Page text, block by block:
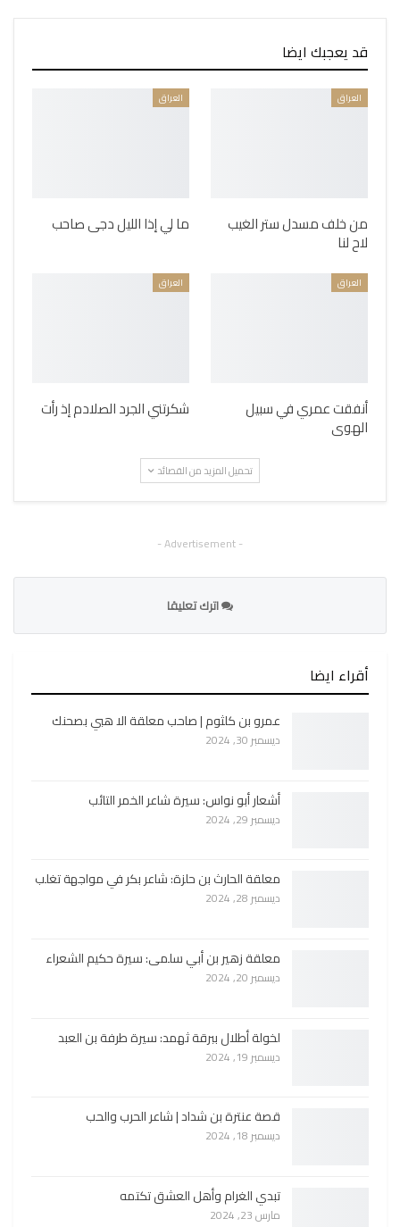
قد يعجبك ايضا
العراق
من خلف مسدل ستر الغيب
لاح لنا
العراق
ما لي إذا الليل دجى صاحب
العراق
أنفقت عمري في سبيل
الهوى
العراق
شكرتني الجرد الصلادم إذ رأت
تحميل المزيد من القصائد
- Advertisement -
اترك تعليقا
أقراء ايضا
عمرو بن كلثوم | صاحب معلقة الا هبي بصحنك
ديسمبر 30, 2024
أشعار أبو نواس: سيرة شاعر الخمر التائب
ديسمبر 29, 2024
معلقة الحارث بن حلزة: شاعر بكر في مواجهة تغلب
ديسمبر 28, 2024
معلقة زهير بن أبي سلمى: سيرة حكيم الشعراء
ديسمبر 20, 2024
لخولة أطلال ببرقة ثهمد: سيرة طرفة بن العبد
ديسمبر 19, 2024
قصة عنترة بن شداد | شاعر الحرب والحب
ديسمبر 18, 2024
تبدي الغرام وأهل العشق تكتمه
مارس 23, 2024